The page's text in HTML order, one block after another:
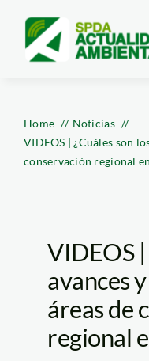
content
Home
Noticias
VIDEOS | ¿Cuáles son
conservación regional
VIDEOS |
avances
áreas de
regional